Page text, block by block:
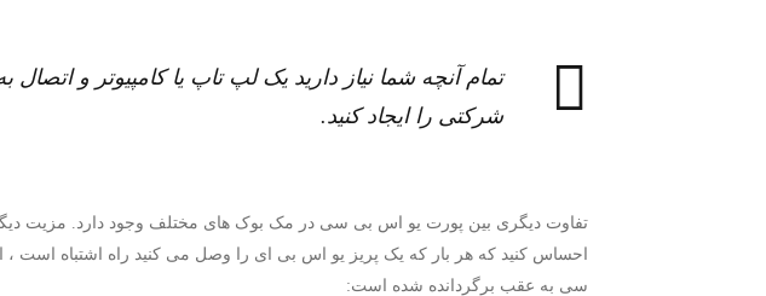
تمام آنچه شما نیاز دارید یک لپ تاپ یا کامپیوتر و اتصال
شرکتی را ایجاد کنید.
تفاوت دیگری بین پورت یو اس بی سی در مک بوک های مختلف وجود دارد. مزیت
سی به عقب برگردانده شده است: